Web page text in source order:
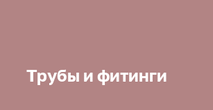
Трубы и фитинги